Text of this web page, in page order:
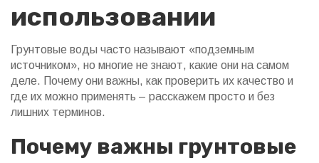
использовании
Грунтовые воды часто называют «подземным
источником», но многие не знают, какие они на самом
деле. Почему они важны, как проверить их качество и
где их можно применять – расскажем просто и без
лишних терминов.
Почему важны грунтовые